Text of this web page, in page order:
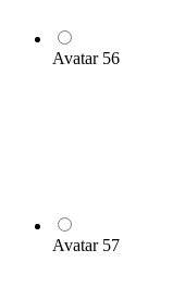
Avatar 56
Avatar 57